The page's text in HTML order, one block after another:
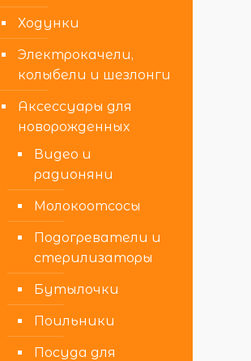
Ходунки
Электрокачели,
колыбели и шезлонги
Аксессуары для
новорожденных
Видео и
радионяни
Молокоотсосы
Подогреватели и
стерилизаторы
Бутылочки
Поильники
Посуда для